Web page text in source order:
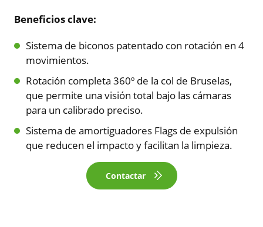
Beneficios clave:
Sistema de biconos patentado con rotación en 4
movimientos.
Rotación completa 360º de la col de Bruselas,
que permite una visión total bajo las cámaras
para un calibrado preciso.
Sistema de amortiguadores Flags de expulsión
que reducen el impacto y facilitan la limpieza.
Contactar